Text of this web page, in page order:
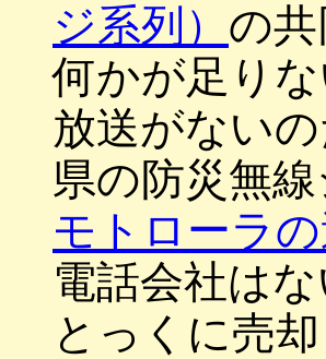
ジ系列） の
何かが足り
放送がないの
県の防災無
モトローラ
電話会社はな
とっくに売